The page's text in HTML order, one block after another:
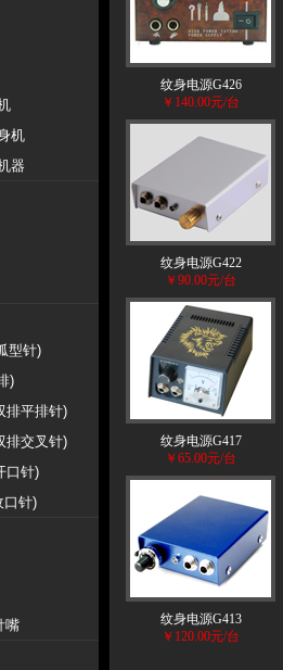
机
器
型针)
)
排平排针)
排交叉针)
口针)
口针)
嘴
纹身电源G426
￥140.00元/台
纹身电源G422
￥90.00元/台
纹身电源G417
￥65.00元/台
纹身电源G413
￥120.00元/台